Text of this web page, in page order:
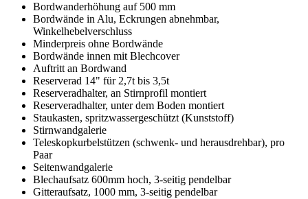
Bordwanderhöhung auf 500 mm
Bordwände in Alu, Eckrungen abnehmbar,
Winkelhebelverschluss
Minderpreis ohne Bordwände
Bordwände innen mit Blechcover
Auftritt an Bordwand
Reserverad 14" für 2,7t bis 3,5t
Reserveradhalter, an Stirnprofil montiert
Reserveradhalter, unter dem Boden montiert
Staukasten, spritzwassergeschützt (Kunststoff)
Stirnwandgalerie
Teleskopkurbelstützen (schwenk- und herausdrehbar), pro
Paar
Seitenwandgalerie
Blechaufsatz 600mm hoch, 3-seitig pendelbar
Gitteraufsatz, 1000 mm, 3-seitig pendelbar